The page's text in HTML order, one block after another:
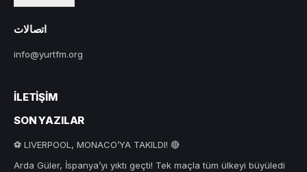
اتصالات
info@yurtfm.org
İLETIŞIM
SON YAZILAR
⚽ LIVERPOOL, MONACO’YA TAKILDI! 🔴
Arda Güler, İspanya’yı yıktı geçti! Tek maçla tüm ülkeyi büyüledi